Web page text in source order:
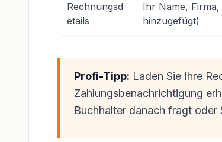
Rechnungsd
etails
Ihr Name,
hinzugefügt)
Profi-Tipp: Laden Sie Ihre
Zahlungsbenachrichtigung
Buchhalter danach fragt oder